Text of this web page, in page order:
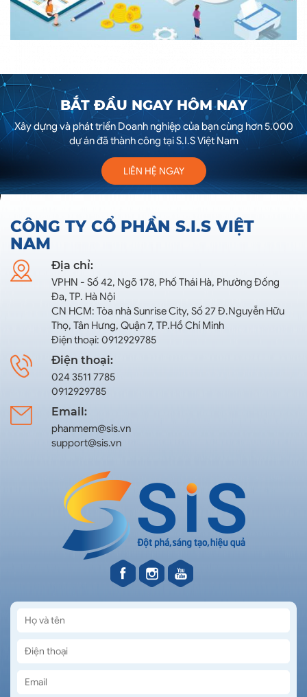
BẮT ĐẦU NGAY HÔM NAY
Xây dựng và phát triển Doanh nghiệp của bạn cùng hơn 5.000
dự án đã thành công tại S.I.S Việt Nam
LIÊN HỆ NGAY
CÔNG TY CỔ PHẦN S.I.S VIỆT
NAM
Địa chỉ:
VPHN - Số 42, Ngõ 178, Phố Thái Hà, Phường Đống
Đa, TP. Hà Nội
CN HCM: Tòa nhà Sunrise City, Số 27 Đ.Nguyễn Hữu
Thọ, Tân Hưng, Quận 7, TP.Hồ Chí Minh
Điện thoại: 0912929785
Điện thoại:
024 3511 7785
0912929785
Email:
phanmem@sis.vn
support@sis.vn